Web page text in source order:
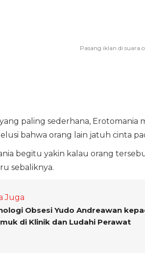
paling sederhana,
bahwa orang lain jatuh cinta
begitu yakin kalau orang
sebaliknya.
Juga
Obsesi Yudo Andreawan
di Klinik dan Ludahi Perawat